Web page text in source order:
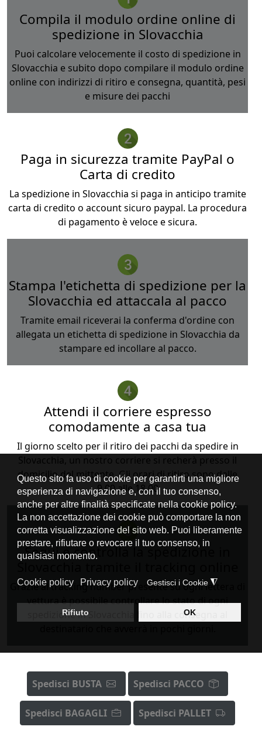
Compila il modulo ordine online di
spedizione in Slovacchia
Puoi calcolare velocemente il costo di spedizione in
Slovacchia e subito dopo compilare il modulo ordine
online con indirizzi di ritiro e consegna, quantità, pesi
e misure dei pacchi
Paga in sicurezza tramite PayPal o
Carta di credito
La spedizione in Slovacchia si paga in anticipo tramite
carta di credito o account sicuro paypal. La procedura
di pagamento è veloce e sicura.
Stampa l'etichetta di spedizione per la
Slovacchia ed attaccala al pacco
Tramite email riceverai la conferma d'ordine con
allegata un etichetta di spedizione in Slovacchia da
stampare ed incollare al pacco.
Attendi il corriere espresso
comodamente a casa tua
Il giorno scelto per il ritiro dei pacchi da spedire in
Slovacchia, un nostro corriere si recherà presso il
domicilio del mittente. Gli orari di ritiro sono dalle
9.00 alle 18.00
Segui e controlla la spedizione in
Slovacchia tramite il tracking online
Grazie al tracking number presente su ogni lettera di
vettura è possibile controllare lo stato di ogni
spedizione in Slovacchia fino alla consegna al
Spedisci BUSTA Spedisci PACCO
Spedisci BAGAGLI Spedisci PALLET